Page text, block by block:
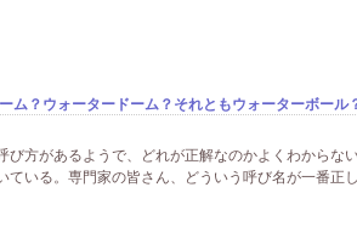
ム？ウォータードーム？それともウォーターボール
び方があるようで、どれが正解なのかよくわから
ている。専門家の皆さん、どういう呼び名が一番